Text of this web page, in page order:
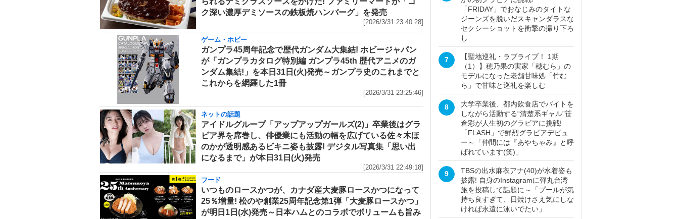
ク深い濃厚デミソースの鉄板焼ハンバーグ」を発売
[2026/3/31 23:40:28]
ゲーム・ホビー
ガンプラ45周年記念で歴代ガンダム大集結! ホビージャパン
が「ガンプラカタログ特別編 ガンプラ45th 歴代アニメのガ
ンダム集結!」を本日31日(火)発売～ガンプラ史のこれまでと
これからを網羅した1冊
[2026/3/31 23:25:46]
ネットの話題
アイドルグループ「アップアップガールズ(2)」卒業後はグラ
ビア界を席巻し、俳優業にも活動の幅を広げている佐々木ほ
のかが透明感あるビキニ姿も披露! デジタル写真集「思い出
になるまで」が本日31日(火)発売
[2026/3/31 22:49:18]
フード
いつものロースかつが、カナダ産大麦豚ロースかつになって
25％増量! 松のや創業25周年記念第1弾「大麦豚ロースかつ」
が明日1日(水)発売～日本ハムとのコラボでボリュームも旨み
「FRIDAY」でおなじみのタイトな
ジーンズを脱いだスキャンダラスな
セクシーショットを衝撃の撮り下ろ
し
7
【聖地巡礼・ラブライブ！ 1期
（1）】穂乃果の実家「穂むら」の
モデルになった老舗甘味処「竹む
ら」で甘味と巡礼を楽しむ
8
大学卒業後、都内飲食店でバイトを
しながら活動する“清楚系ギャル”笹
倉彩が人生初のグラビアに挑戦!
「FLASH」で鮮烈グラビアデビュ
ー～「仲間には『あやちゃみ』と呼
ばれています(笑)」
9
TBSの出水麻衣アナ(40)が水着姿も
披露! 自身のInstagramに弾丸台湾
旅を投稿して話題に～「プールが気
持ち良すぎて、日焼けさえ気にしな
ければ永遠に泳いでたい」